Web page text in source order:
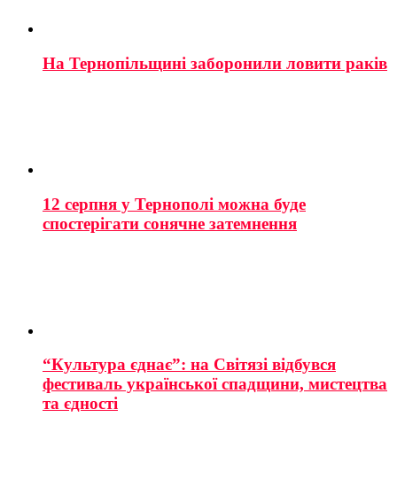
На Тернопільщині заборонили ловити раків
12 серпня у Тернополі можна буде
спостерігати сонячне затемнення
“Культура єднає”: на Світязі відбувся
фестиваль української спадщини, мистецтва
та єдності